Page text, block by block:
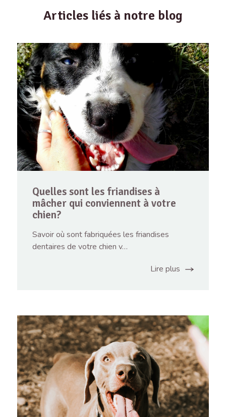
Articles liés à notre blog
Quelles sont les friandises à
mâcher qui conviennent à votre
chien?
Savoir où sont fabriquées les friandises
dentaires de votre chien v…
Lire plus